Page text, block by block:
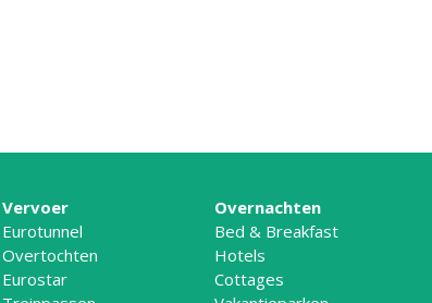
Vervoer
Eurotunnel
Overtochten
Eurostar
Overnachten
Bed & Breakfast
Hotels
Cottages